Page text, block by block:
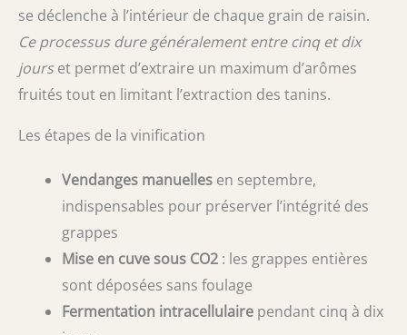
se déclenche à l’intérieur de chaque grain de raisin.
Ce processus dure généralement entre cinq et dix
jourset permet d’extraire un maximum d’arômes
fruités tout en limitant l’extraction des tanins.
Les étapes de la vinification
Vendanges manuelles en septembre,
indispensables pour préserver l’intégrité des
grappes
Mise en cuve sous CO2 : les grappes entières
sont déposées sans foulage
Fermentation intracellulaire pendant cinq à dix